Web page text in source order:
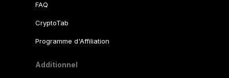
FAQ
CryptoTab
Programme d'Affiliation
Additionnel